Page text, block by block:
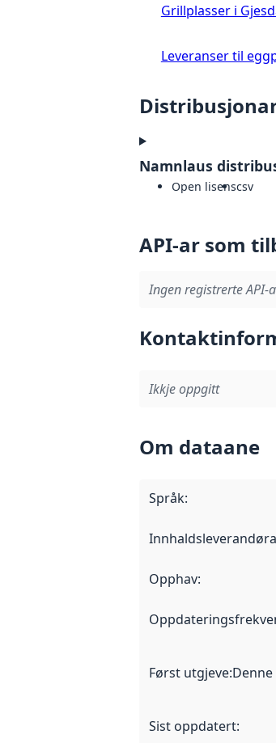
Grillplasser i
Leveranser til
Namnlaus
Open lisenscsv
API-ar som
Ingen registrerte API-
Ikkje oppgitt
Om dataane
Språk:
Opphav:
Først utgjeve:
Sist oppdatert: